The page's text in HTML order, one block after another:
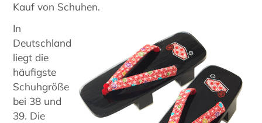
Kauf von Schuhen.
In
Deutschland
liegt die
häufigste
Schuhgröße
bei 38 und
39. Die